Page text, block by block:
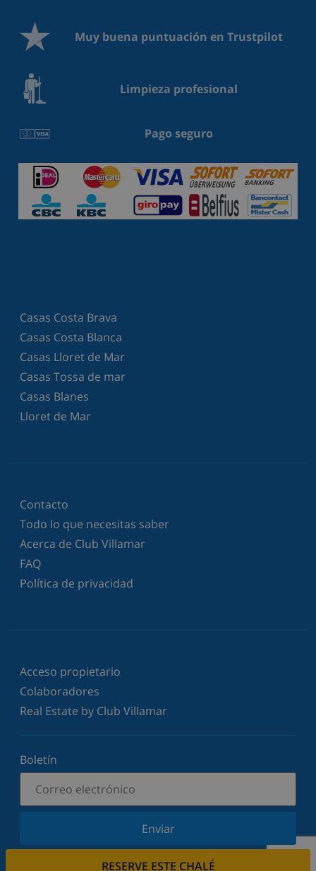
RESERVE ESTE CHALÉ
Muy buena puntuación en Trustpilot
Limpieza profesional
Pago seguro
Casas Costa Brava
Casas Costa Blanca
Casas Lloret de Mar
Casas Tossa de mar
Casas Blanes
Lloret de Mar
Contacto
Todo lo que necesitas saber
Acerca de Club Villamar
FAQ
Política de privacidad
Acceso propietario
Colaboradores
Real Estate by Club Villamar
Boletín
Enviar
Suscríbase a nuestro boletín y manténgase